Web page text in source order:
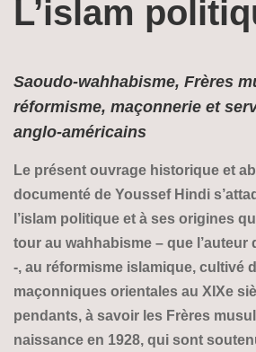
L’islam
Saoudo-wahhabisme, Frères
réformisme, maçonnerie et
anglo-américains
Le présent ouvrage historique et
documenté de Youssef Hindi
l’islam politique et à ses origines
tour au wahhabisme – que l’auteur
-, au réformisme islamique, cultivé
maçonniques orientales au XIXe
pendants, à savoir les Frères
naissance en 1928, qui sont